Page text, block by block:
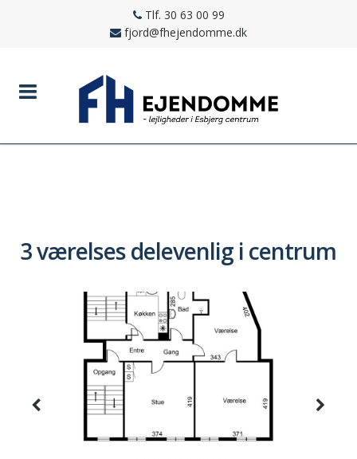
Tlf. 30 63 00 99
fjord@fhejendomme.dk
3 værelses delevenlig i centrum